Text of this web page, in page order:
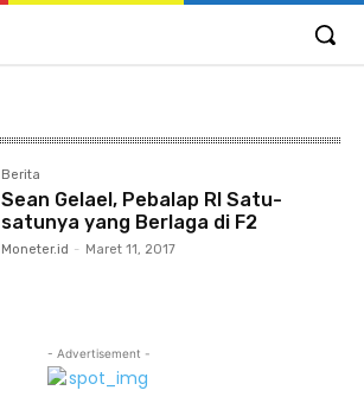
Berita
Sean Gelael, Pebalap RI Satu-
satunya yang Berlaga di F2
Moneter.id - Maret 11, 2017
- Advertisement -